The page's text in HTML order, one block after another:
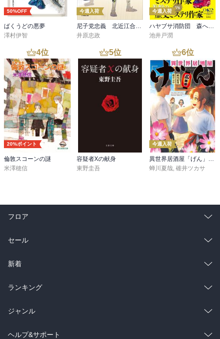
50%OFF
ばくうどの悪夢
澤村伊智
今週入荷
尼子党忠義 北近江合戦心得〈八〉
井原忠政
今週入荷
ハヤブサ消防団 森へつづく道
池井戸潤
4位
20%ポイント
倫敦スコーンの謎
米澤穂信
5位
容疑者Xの献身
東野圭吾
6位
今週入荷
蝉川夏哉 碓井ツカサ
フロア
総合
ラノベ
雑誌・グラビア
BL・TL
セール
総合
ラノベ
雑誌・グラビア
BL・TL
新着
総合
ラノベ
雑誌・グラビア
ランキング
総合
ラノベ
ジャンル
コミック
ヘルプ&サポート